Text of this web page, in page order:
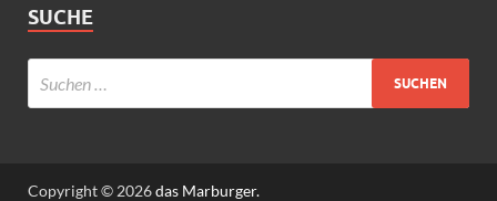
SUCHE
Copyright © 2026das Marburger.